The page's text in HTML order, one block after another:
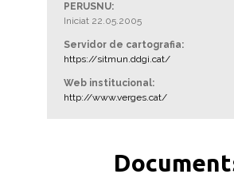
PERUSNU:
Iniciat 22.05.2005
Servidor de cartografia:
https://sitmun.ddgi.cat/
Web institucional:
http://www.verges.cat/